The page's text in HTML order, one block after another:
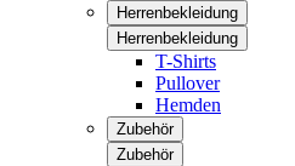
Herrenbekleidung
Herrenbekleidung
T-Shirts
Pullover
Hemden
Zubehör
Zubehör